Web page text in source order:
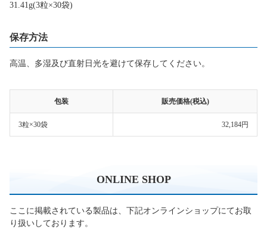
31.41g(3粒×30袋)
保存方法
高温、多湿及び直射日光を避けて保存してください。
包装 販売価格(税込)
3粒×30袋 32,184円
ONLINE SHOP
ここに掲載されている製品は、下記オンラインショップにてお取
り扱いしております。